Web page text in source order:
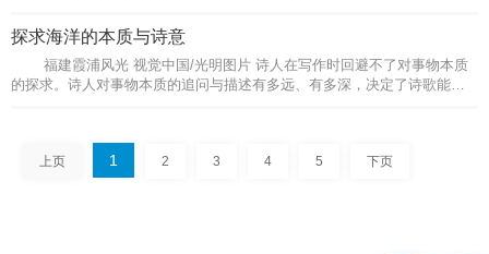
探求海洋的本质与诗意
的探求。诗人对事物本质的追问与描述有多远、有多深，决定了诗歌能走
上页 1 2 3 4 5 下页